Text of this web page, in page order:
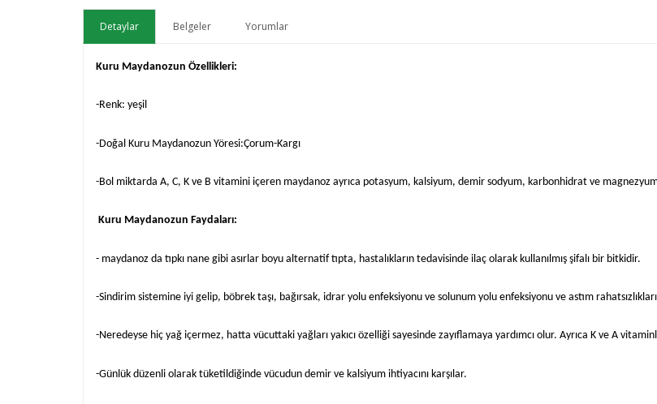
Detaylar Belgeler Yorumlar
Kuru Maydanozun Özellikleri:
-Renk: yeşil
-Doğal Kuru Maydanozun Yöresi:Çorum-Kargı
-Bol miktarda A, C, K ve B vitamini içeren maydanoz ayrıca potasyum, kalsiyum, demir sodyum, karbonhidrat ve
Kuru Maydanozun Faydaları:
- maydanoz da tıpkı nane gibi asırlar boyu alternatif tıpta, hastalıkların tedavisinde ilaç olarak kullanılmış şifalı bir bitkidir.
-Sindirim sistemine iyi gelip, böbrek taşı, bağırsak, idrar yolu enfeksiyonu ve solunum yolu enfeksiyonu ve astım
-Neredeyse hiç yağ içermez, hatta vücuttaki yağları yakıcı özelliği sayesinde zayıflamaya yardımcı olur. Ayrıca K ve A
-Günlük düzenli olarak tüketildiğinde vücudun demir ve kalsiyum ihtiyacını karşılar.